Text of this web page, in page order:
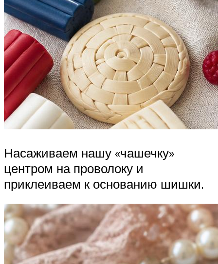
Насаживаем нашу «чашечку»
центром на проволоку и
приклеиваем к основанию шишки.